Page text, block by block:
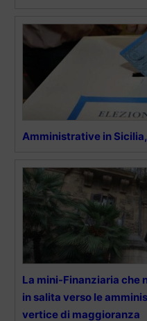
Amministrative in
La mini-Finanziaria che
in salita verso le
vertice di maggioranza